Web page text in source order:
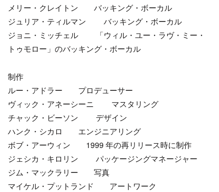
メリー・クレイトン バッキング・ボーカル
ジュリア・ティルマン バッキング・ボーカル
ジョニ・ミッチェル 「ウィル・ユー・ラヴ・ミー・
トゥモロー」のバッキング・ボーカル
制作
ルー・アドラー プロデューサー
ヴィック・アネーシーニ マスタリング
チャック・ビーソン デザイン
ハンク・シカロ エンジニアリング
ボブ・アーウィン 1999 年の再リリース時に制作
ジェシカ・キロリン パッケージングマネージャー
ジム・マックラリー 写真
マイケル・プットランド アートワーク